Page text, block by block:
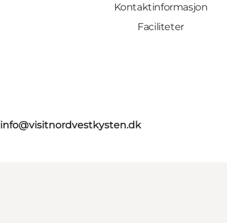
Kontaktinformasjon
Faciliteter
info@visitnordvestkysten.dk